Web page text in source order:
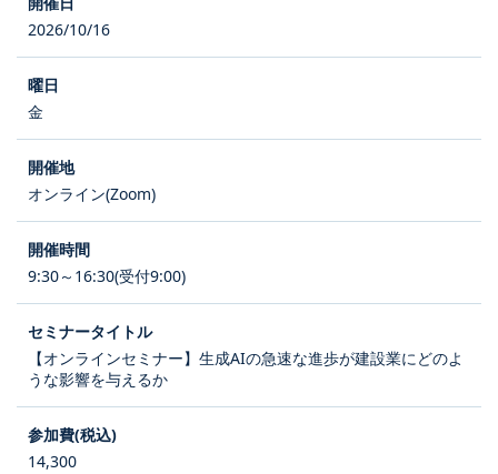
2026/10/16
金
オンライン(Zoom)
9:30～16:30(受付9:00)
【オンラインセミナー】生成AIの急速な進歩が建設業にどのよ
うな影響を与えるか
14,300